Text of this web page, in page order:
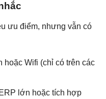
ưu điểm, nhưng vẫn có
hoặc Wifi (chỉ có trên các
lớn hoặc tích hợp